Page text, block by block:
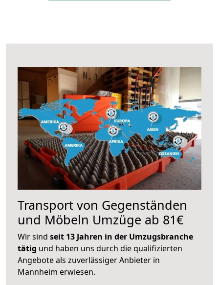
Transport von Gegenständen
und Möbeln Umzüge ab 81€
Wir sind seit 13 Jahren in der Umzugsbranche
tätig und haben uns durch die qualifizierten
Angebote als zuverlässiger Anbieter in
Mannheim erwiesen.